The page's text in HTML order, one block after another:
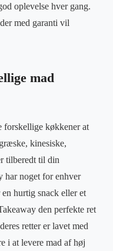
oplevelse hver gang.
med garanti vil
mad
forskellige køkkener at
kinesiske,
tilberedt til din
har noget for enhver
hurtig snack eller et
den perfekte ret
retter er lavet med
i at levere mad af høj